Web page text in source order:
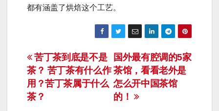
都有涵盖了烘焙这个工艺。
文
章
导
国外最有腔调的5家
茶馆，看看老外是
怎么开中国茶馆
的！
苦丁茶到底是不是
茶？ 苦丁茶有什么作
用？苦丁茶属于什么
茶？